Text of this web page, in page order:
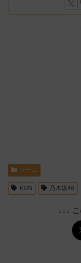
ゲーム
KUN 乃木坂46
↓↓↓